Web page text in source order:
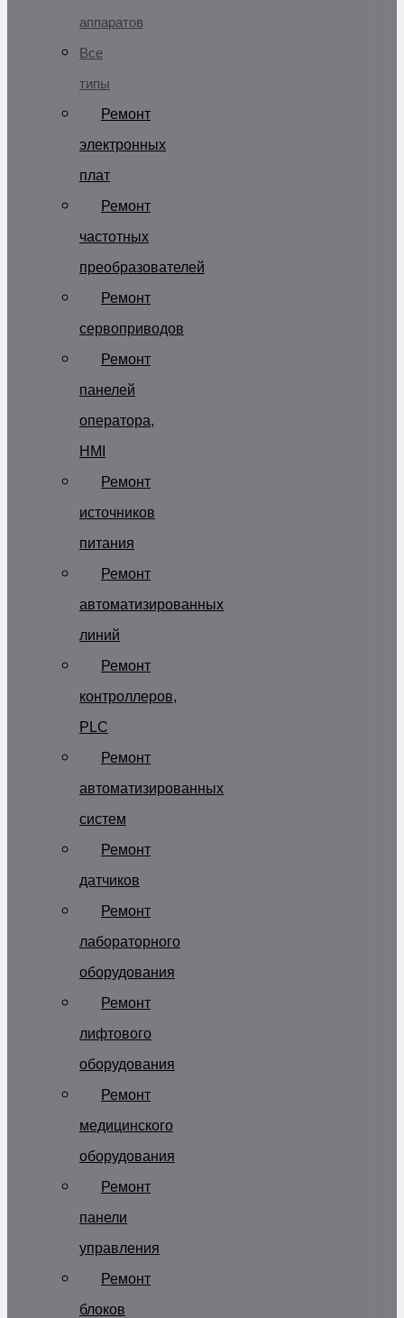
аппаратов
Все
типы
Ремонт
электронных
плат
Ремонт
частотных
преобразователей
Ремонт
сервоприводов
Ремонт
панелей
оператора,
HMI
Ремонт
источников
питания
Ремонт
автоматизированных
линий
Ремонт
контроллеров,
PLC
Ремонт
автоматизированных
систем
Ремонт
датчиков
Ремонт
лабораторного
оборудования
Ремонт
лифтового
оборудования
Ремонт
медицинского
оборудования
Ремонт
панели
управления
Ремонт
блоков